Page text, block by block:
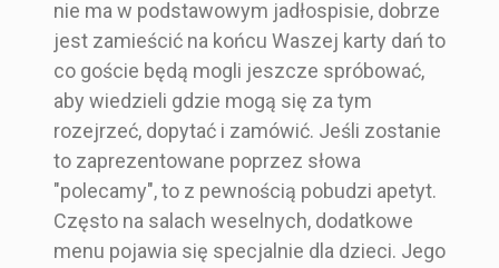
nie ma w podstawowym jadłospisie, dobrze
jest zamieścić na końcu Waszej karty dań to
co goście będą mogli jeszcze spróbować,
aby wiedzieli gdzie mogą się za tym
rozejrzeć, dopytać i zamówić. Jeśli zostanie
to zaprezentowane poprzez słowa
"polecamy", to z pewnością pobudzi apetyt.
Często na salach weselnych, dodatkowe
menu pojawia się specjalnie dla dzieci. Jego